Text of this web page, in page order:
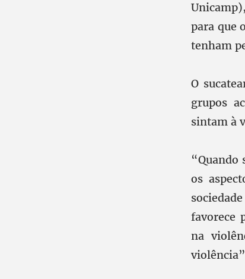
para que
tenham
O
grupos
sintam à
os
favorece
na